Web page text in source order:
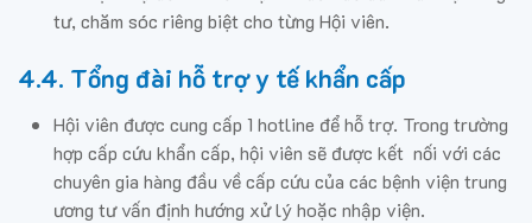
tư, chăm sóc riêng biệt cho từng Hội viên.
4.4. Tổng đài hỗ trợ y tế khẩn cấp
Hội viên được cung cấp 1 hotline để hỗ trợ. Trong trường
hợp cấp cứu khẩn cấp, hội viên sẽ được kết nối với các
chuyên gia hàng đầu về cấp cứu của các bệnh viện trung
ương tư vấn định hướng xử lý hoặc nhập viện.